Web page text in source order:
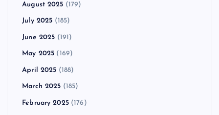
August 2025 (179)
July 2025 (185)
June 2025 (191)
May 2025 (169)
April 2025 (188)
March 2025 (185)
February 2025(176)